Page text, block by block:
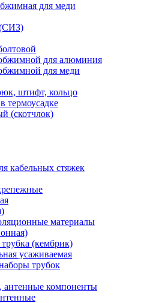
для меди
для алюминия
для меди
штифт, кольцо
термоусадке
(скотчлок)
кабельных стяжек
материалы
(кембрик)
усаживаемая
трубок
антенные компоненты